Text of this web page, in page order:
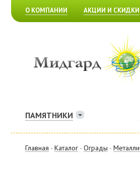
О КОМПАНИИ АКЦИИ И СКИДКИ
ПАМЯТНИКИ
Главная - Каталог - Ограды -